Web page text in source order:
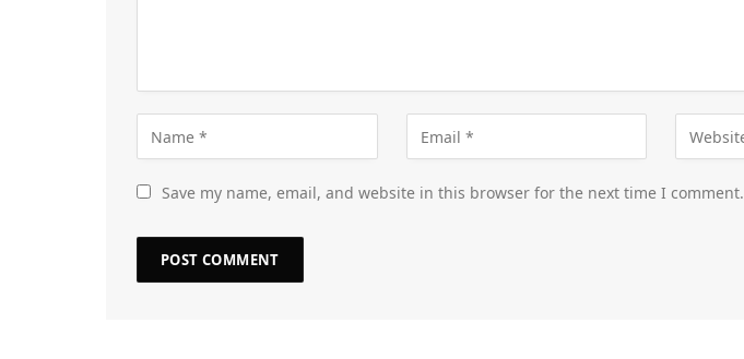
Save my name, email, and website in this browser for the next time I comment.